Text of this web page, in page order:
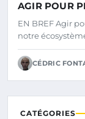
AGIR POUR
EN BREF Agir
notre
CÉDRIC
CATÉGORIES